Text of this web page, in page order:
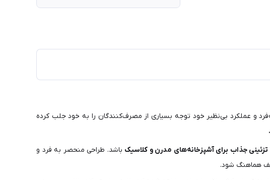
و عملکرد بی‌نظیر خود توجه بسیاری از مصرف‌کنندگان را به خود جلب کرده
جذاب برای آشپزخانه‌های مدرن و کلاسیک باشد. طراحی منحصر به فرد و
هماهنگ شود.